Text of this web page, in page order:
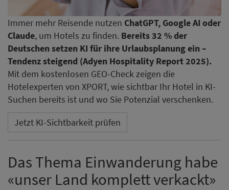
Immer mehr Reisende nutzen ChatGPT, Google AI oder
Claude, um Hotels zu finden. Bereits 32 % der
Deutschen setzen KI für ihre Urlaubsplanung ein –
Tendenz steigend (Adyen Hospitality Report 2025).
Mit dem kostenlosen GEO-Check zeigen die
Hotelexperten von XPORT, wie sichtbar Ihr Hotel in KI-
Suchen bereits ist und wo Sie Potenzial verschenken.
Jetzt KI-Sichtbarkeit prüfen
Das Thema Einwanderung habe
«unser Land komplett verkackt»